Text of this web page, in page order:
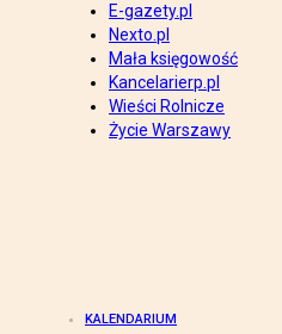
E-gazety.pl
Nexto.pl
Mała księgowość
Kancelarierp.pl
Wieści Rolnicze
Życie Warszawy
KALENDARIUM